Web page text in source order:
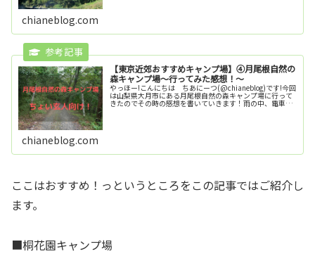
chianeblog.com
【東京近郊おすすめキャンプ場】④月尾根自然の
森キャンプ場～行ってみた感想！～
やっほー!こんにちは ちあにーつ(@chianeblog)です!今回
は山梨県大月市にある月尾根自然の森キャンプ場に行って
きたのでその時の感想を書いていきます！雨の中、電車で
chianeblog.com
ここはおすすめ！っというところをこの記事ではご紹介し
ます。
■桐花園キャンプ場